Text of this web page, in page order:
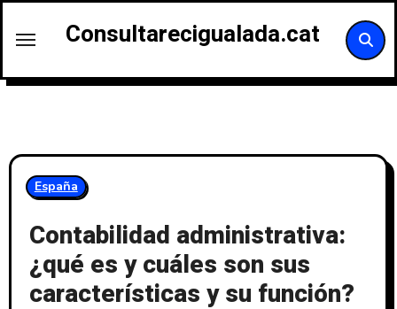
Consultarecigualada.cat
España
Contabilidad administrativa:
¿qué es y cuáles son sus
características y su función?